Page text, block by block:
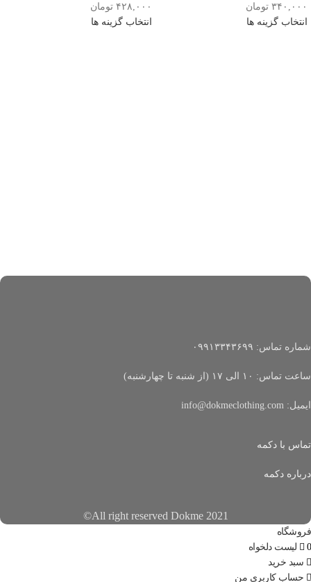
۳۴۰,۰۰۰ تومان
انتخاب گزینه ها
۴۲۸,۰۰۰ تومان
انتخاب گزینه ها
شماره تماس: ۰۹۹۱۳۳۴۳۶۹۹
ساعت تماس: ۱۰ الی ۱۷ (از شنبه تا چهارشنبه)
ایمیل: info@dokmeclothing.com
تماس با دکمه
درباره دکمه
All right reserved Dokme 2021©
فروشگاه
0
لیست دلخواه
سبد خرید
حساب کاربری من